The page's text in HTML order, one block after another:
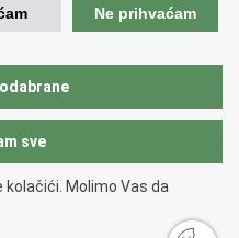
Carinska uprava.
Ne prihvaćam
sve
Molimo Vas da